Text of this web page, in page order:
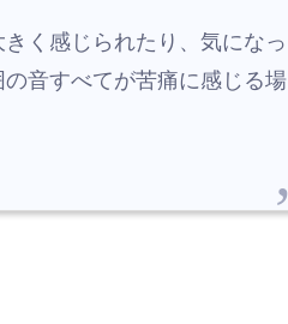
く感じられたり、気になっ
音すべてが苦痛に感じる場